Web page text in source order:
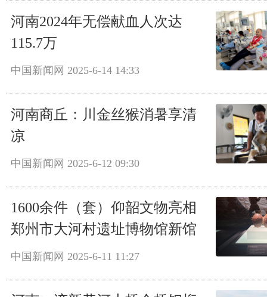
河南2024年无偿献血人次达
115.7万
中国新闻网 2025-6-14 14:33
河南商丘：川金丝猴消暑享清
凉
中国新闻网 2025-6-12 09:30
1600余件（套）仰韶文物亮相
郑州市大河村遗址博物馆新馆
中国新闻网 2025-6-11 11:27